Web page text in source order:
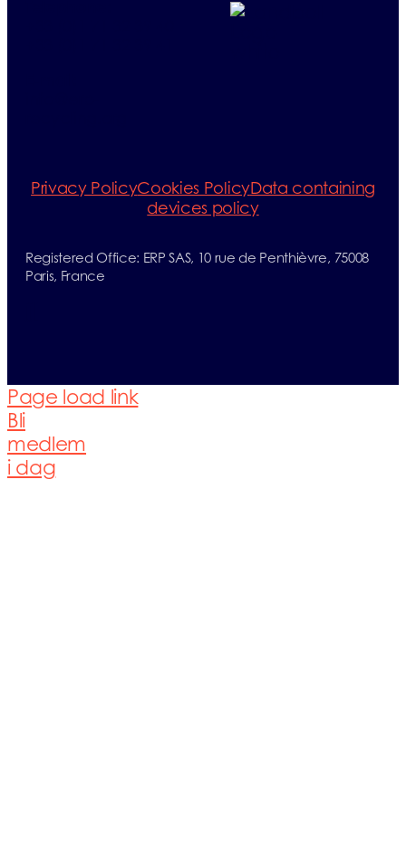
Privacy PolicyCookies PolicyData containing
devices policy
Registered Office: ERP SAS, 10 rue de Penthièvre, 75008
Paris, France
Page load link
Bli
medlem
i dag